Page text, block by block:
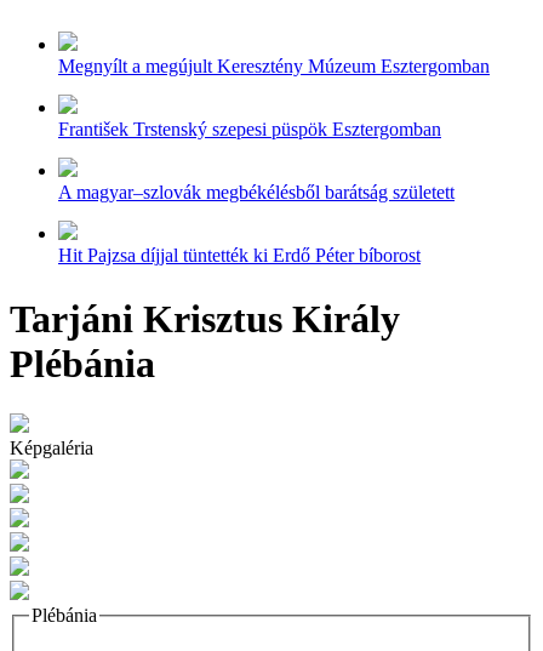
Megnyílt a megújult Keresztény Múzeum Esztergomban
František Trstenský szepesi püspök Esztergomban
A magyar–szlovák megbékélésből barátság született
Hit Pajzsa díjjal tüntették ki Erdő Péter bíborost
Tarjáni Krisztus Király
Plébánia
Képgaléria
Plébánia